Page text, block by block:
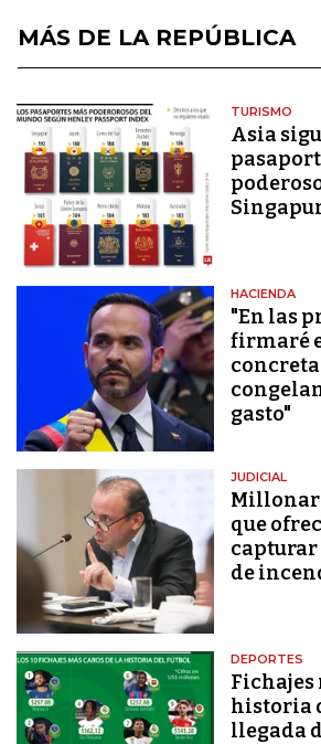
MÁS DE LA REPÚBLICA
TURISMO
Asia
HACIENDA
"En las
firmaré
gasto"
JUDICIAL
que
capturar
de
DEPORTES
Fichajes
historia
llegada